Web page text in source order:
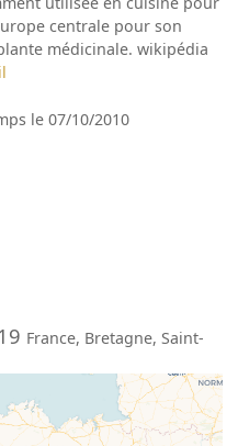
centrale pour son
médicinale. wikipédia
le 07/10/2010
France, Bretagne,Saint-